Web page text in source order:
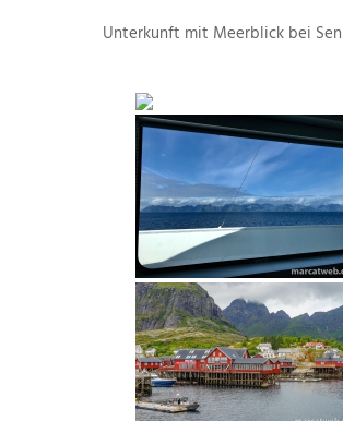
Unterkunft mit Meerblick bei